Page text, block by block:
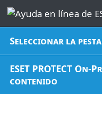
Seleccionar la
ESET PROTECT On-
contenido